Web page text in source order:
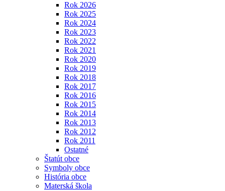
Rok 2026
Rok 2025
Rok 2024
Rok 2023
Rok 2022
Rok 2021
Rok 2020
Rok 2019
Rok 2018
Rok 2017
Rok 2016
Rok 2015
Rok 2014
Rok 2013
Rok 2012
Rok 2011
Ostatné
Štatút obce
Symboly obce
História obce
Materská škola